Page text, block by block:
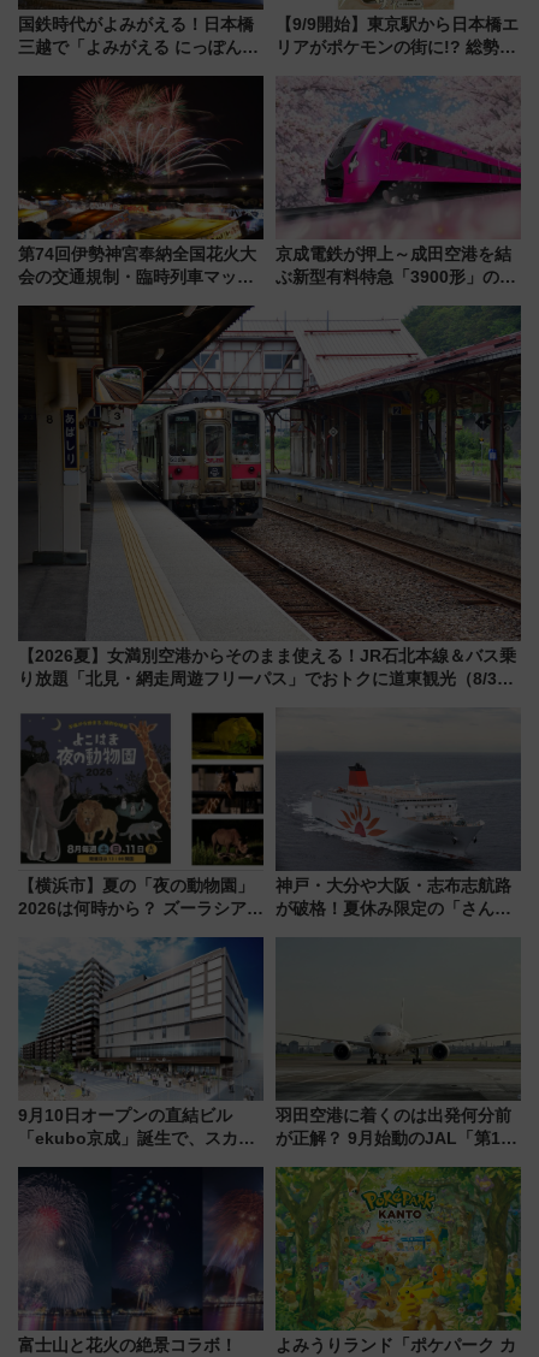
国鉄時代がよみがえる！日本橋
三越で「よみがえる にっぽんの
敬の名作写真も、駅弁フェスも
同時開催！
【9/9開始】東京駅から日本橋エ
リアがポケモンの街に!? 総勢
リサーチ」本格謎解き・グッズ
情報まとめ
第74回伊勢神宮奉納全国花火大
会の交通規制・臨時列車マッ
京成電鉄が押上～成田空港を結
ぶ新型有料特急「3900形」のコ
募集も実施
【2026夏】女満別空港からそのまま使える！JR石北本線＆バス乗
り放題「北見・網走周遊フリーパス」でおトクに道東観光（8/3発
【横浜市】夏の「夜の動物園」
2026は何時から？ ズーラシア・
見どころ、限定イベントを徹底
解説！
神戸・大分や大阪・志布志航路
が破格！夏休み限定の「さんふ
9月10日オープンの直結ビル
「ekubo京成」誕生で、スカイ
新鎌ヶ谷はどう変わる？ 全テナ
ント情報も公開！
羽田空港に着くのは出発何分前
が正解？ 9月始動のJAL「第1タ
歩1キロ超え！ 知っておきたい
変更点まとめ
富士山と花火の絶景コラボ！ よみうりランド「ポケパーク カ